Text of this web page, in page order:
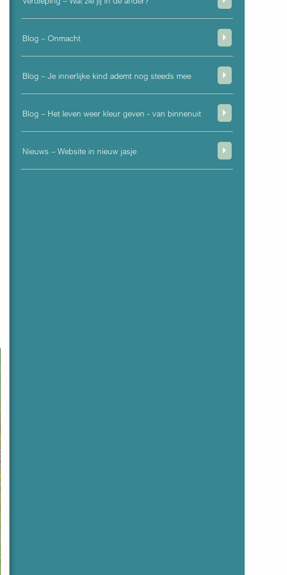
Blog – Onmacht
Blog – Je innerlijke kind ademt nog steeds mee
Blog – Het leven weer kleur geven - van binnenuit
Nieuws – Website in nieuw jasje